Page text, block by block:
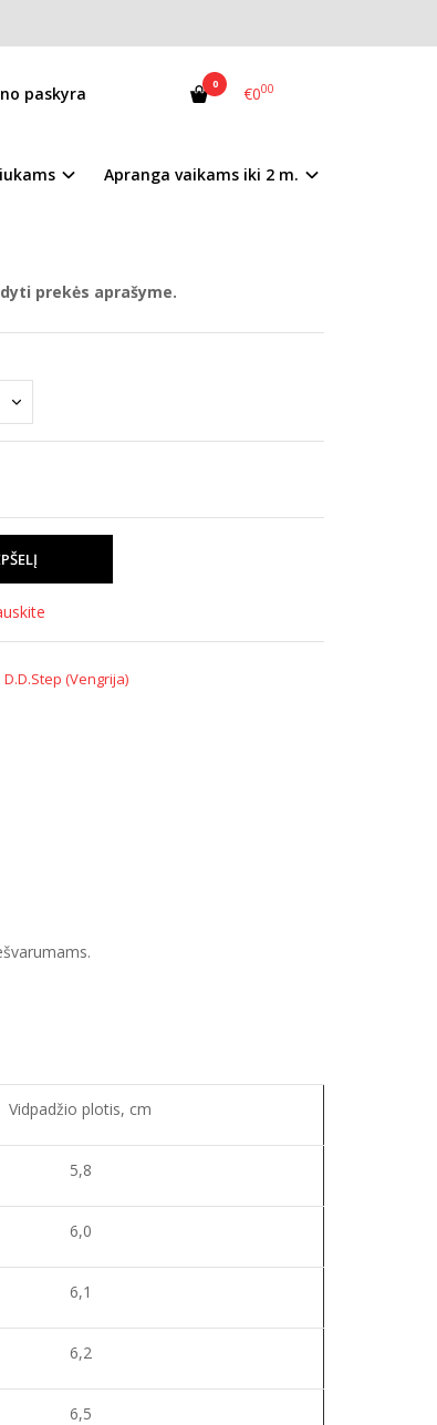
paskyra 0 €000
Apranga vaikams iki 2 m.
prekės aprašyme.
D.D.Step (Vengrija)
Vidpadžio plotis, cm
5,8
6,0
6,1
6,2
6,5